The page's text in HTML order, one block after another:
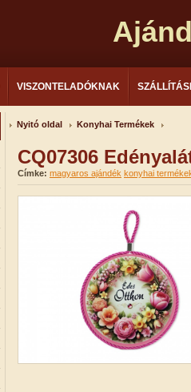
VISZONTELADÓKNAK
Nyitó oldal Konyhai Termékek
CQ07306
Címke: magyaros ajándék konyhai